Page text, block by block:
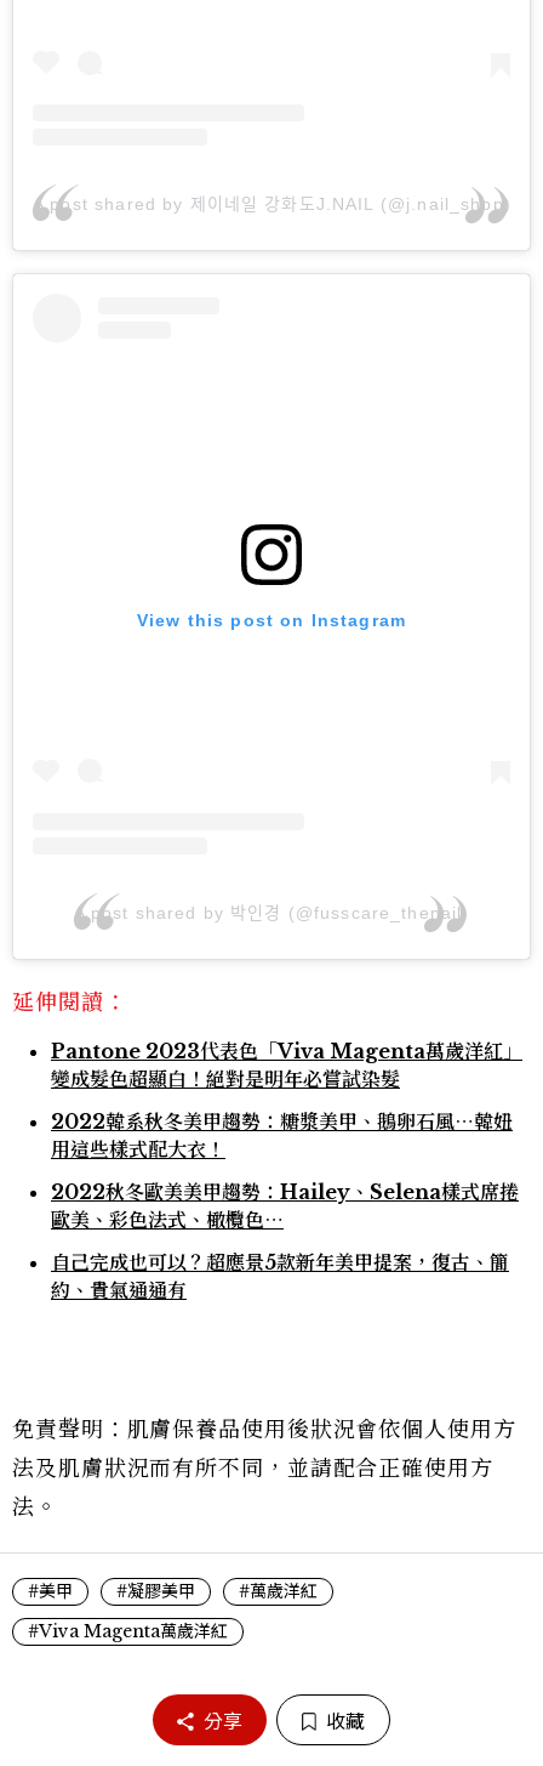
A post shared by 제이네일 강화도J.NAIL (@j.nail_shop)
View this post on Instagram
A post shared by 박인경 (@fusscare_thenail)
延伸閱讀：
Pantone 2023代表色「Viva Magenta萬歲洋紅」
變成髮色超顯白！絕對是明年必嘗試染髮
2022韓系秋冬美甲趨勢：糖漿美甲、鵝卵石風⋯韓妞
用這些樣式配大衣！
2022秋冬歐美美甲趨勢：Hailey、Selena樣式席捲
歐美、彩色法式、橄欖色⋯
自己完成也可以？超應景5款新年美甲提案，復古、簡
約、貴氣通通有
免責聲明：肌膚保養品使用後狀況會依個人使用方
法及肌膚狀況而有所不同，並請配合正確使用方
法。
#美甲 #凝膠美甲
#萬歲洋紅
#Viva Magenta萬歲洋紅
分享 收藏